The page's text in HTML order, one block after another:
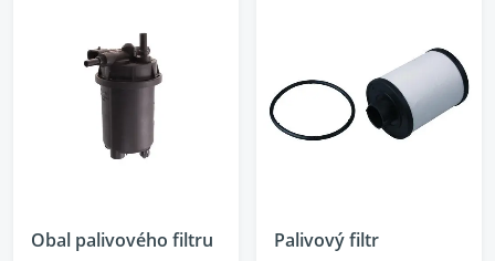
Obal palivového filtru Palivový filtr